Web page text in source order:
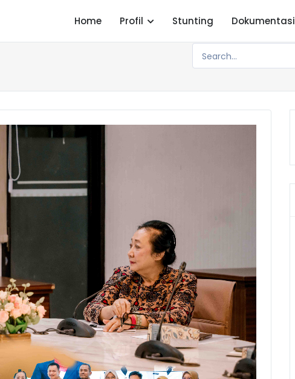
Home Profil Stunting Dokumentasi